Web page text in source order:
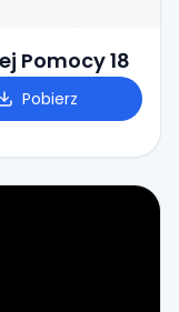
Pomocy 18
Pobierz